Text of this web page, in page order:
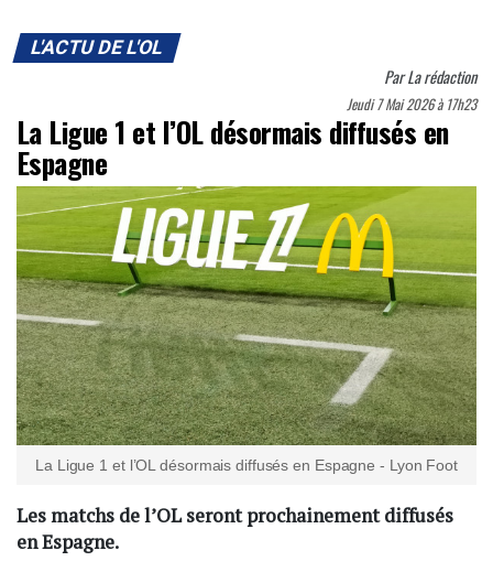
L'ACTU DE L'OL
ParLa rédaction
Jeudi 7 Mai 2026 à 17h23
La Ligue 1 et l’OL désormais diffusés en
Espagne
La Ligue 1 et l’OL désormais diffusés en Espagne - Lyon Foot
Les matchs de l’OL seront prochainement diffusés
en Espagne.